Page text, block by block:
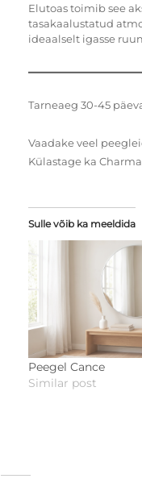
Elutoas toimib see
tasakaalustatud
ideaalselt igasse
Tarneaeg 30-45
Vaadake veel
Külastage ka
Sulle võib ka meeldida
Peegel Cance
Similar post